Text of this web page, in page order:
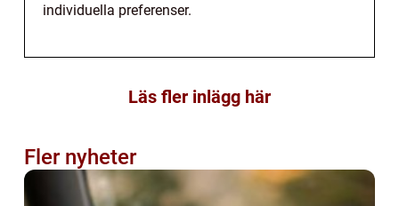
individuella preferenser.
Läs fler inlägg här
Fler nyheter